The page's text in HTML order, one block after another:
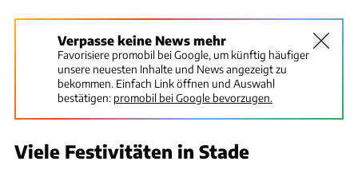
Verpasse keine News mehr
Favorisiere promobil bei Google, um künftig häufiger
unsere neuesten Inhalte und News angezeigt zu
bekommen. Einfach Link öffnen und Auswahl
bestätigen: promobil bei Google bevorzugen.
Viele Festivitäten in Stade